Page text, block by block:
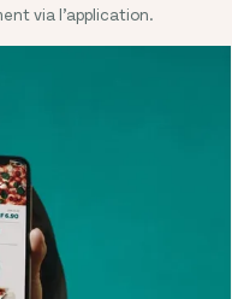
via l’application.